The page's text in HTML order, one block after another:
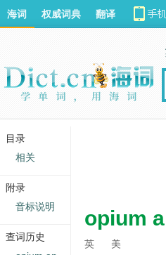
opium
英 美
海词 权威词典 翻译
目录
相关
附录
音标说明
查词历史